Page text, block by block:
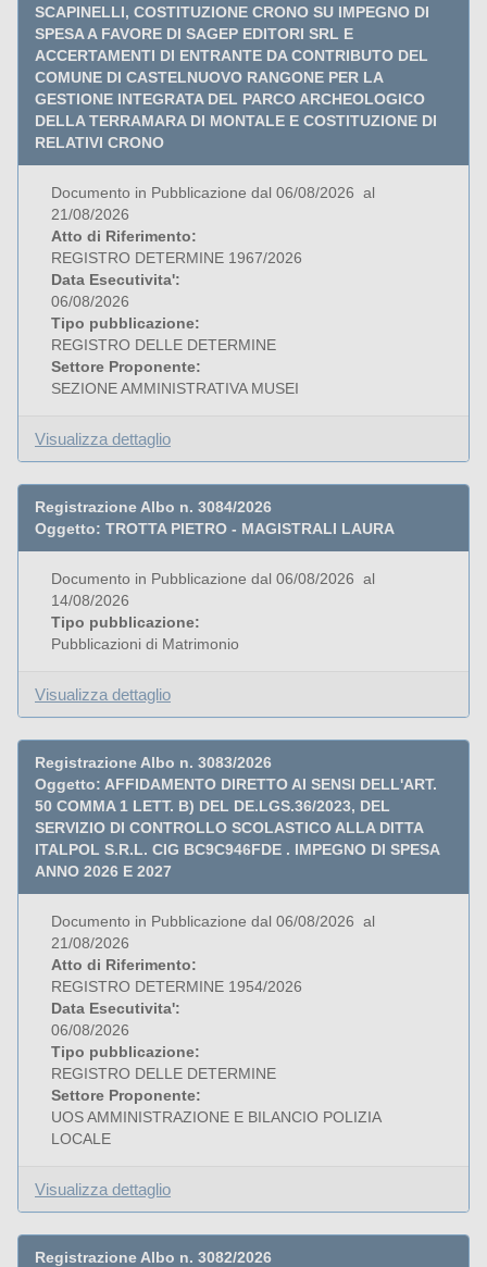
SCAPINELLI, COSTITUZIONE CRONO SU IMPEGNO DI
SPESA A FAVORE DI SAGEP EDITORI SRL E
ACCERTAMENTI DI ENTRANTE DA CONTRIBUTO DEL
COMUNE DI CASTELNUOVO RANGONE PER LA
GESTIONE INTEGRATA DEL PARCO ARCHEOLOGICO
DELLA TERRAMARA DI MONTALE E COSTITUZIONE DI
RELATIVI CRONO
Documento in Pubblicazione dal 06/08/2026 al
21/08/2026
Atto di Riferimento:
REGISTRO DETERMINE 1967/2026
Data Esecutivita':
06/08/2026
Tipo pubblicazione:
REGISTRO DELLE DETERMINE
Settore Proponente:
SEZIONE AMMINISTRATIVA MUSEI
Visualizza dettaglio
Registrazione Albo n. 3084/2026
Oggetto: TROTTA PIETRO - MAGISTRALI LAURA
Documento in Pubblicazione dal 06/08/2026 al
14/08/2026
Tipo pubblicazione:
Pubblicazioni di Matrimonio
Visualizza dettaglio
Registrazione Albo n. 3083/2026
Oggetto: AFFIDAMENTO DIRETTO AI SENSI DELL'ART.
50 COMMA 1 LETT. B) DEL DE.LGS.36/2023, DEL
SERVIZIO DI CONTROLLO SCOLASTICO ALLA DITTA
ITALPOL S.R.L. CIG BC9C946FDE . IMPEGNO DI SPESA
ANNO 2026 E 2027
Documento in Pubblicazione dal 06/08/2026 al
21/08/2026
Atto di Riferimento:
REGISTRO DETERMINE 1954/2026
Data Esecutivita':
06/08/2026
Tipo pubblicazione:
REGISTRO DELLE DETERMINE
Settore Proponente:
UOS AMMINISTRAZIONE E BILANCIO POLIZIA
LOCALE
Visualizza dettaglio
Registrazione Albo n. 3082/2026